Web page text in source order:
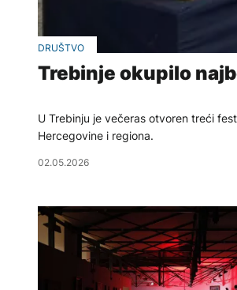
DRUŠTVO
Trebinje okupilo
U Trebinju je večeras otvoren treći
Hercegovine i regiona.
02.05.2026